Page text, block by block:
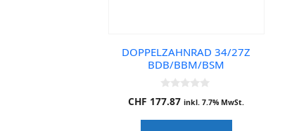
DOPPELZAHNRAD 34/27Z
BDB/BBM/BSM
0
o
CHF 177.87 inkl. 7.7% MwSt.